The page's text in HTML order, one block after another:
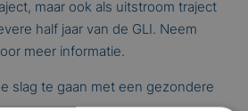
maar ook als uitstroom traject
half jaar van de GLI. Neem
meer informatie.
slag te gaan met een gezondere